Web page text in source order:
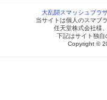
大乱闘スマッシュブラ
当サイトは個人のスマブ
任天堂株式会社様
下記はサイト独自
Copyright ©